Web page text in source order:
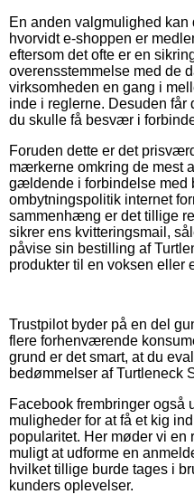
En anden valgmulighed
hvorvidt e-shoppen er
eftersom det ofte er en
overensstemmelse med de
virksomheden en gang i
inde i reglerne. Desuden får
du skulle få besvær i
Foruden dette er det
mærkerne omkring de mest
gældende i forbindelse med
ombytningspolitik internet
sammenhæng er det tillige
sikrer ens kvitteringsmail,
påvise sin bestilling af
produkter til en voksen eller
Trustpilot byder på en del
flere forhenværende
grund er det smart, at du
bedømmelser af Turtleneck
Facebook frembringer
muligheder for at få et kig
popularitet. Her møder vi
muligt at udforme en
hvilket tillige burde tages i
kunders oplevelser.